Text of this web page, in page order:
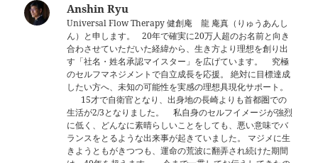
Anshin Ryu
Universal Flow Therapy 健創庵 龍 庵真（りゅうあんし
ん）と申します。 20年で確実に20万人超のお名前と向き
合わさせていただいた経緯から、生き方より理想を創り出
す「社名・姓名承認マイスター」を広げています。 究極
のセルフマネジメントで自立成長を応援。 絶対に目標達成
したい方へ、未知の可能性を実感の理想具現化サポート。
15才で自衛官となり、出身地の長崎よりも首都圏での
生活が2/3となりました。 私自身のセルフイメージが強烈
に低く、どんなに素晴らしいことをしても、悪い意味でバ
ランスをとるような出来事が起きていました。 マジメに生
きようともがきつつも、運命の荒波に翻弄され続けた期間